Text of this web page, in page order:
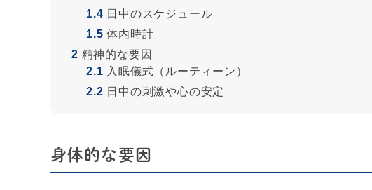
1.4 日中のスケジュール
1.5 体内時計
2 精神的な要因
2.1 入眠儀式（ルーティーン）
2.2 日中の刺激や心の安定
身体的な要因